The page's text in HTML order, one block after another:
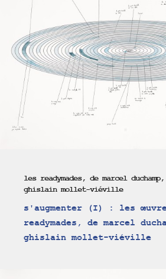
les readymades, de marcel
ghislain mollet-viéville
s'augmenter (I) : les
readymades, de marcel
ghislain mollet-viéville